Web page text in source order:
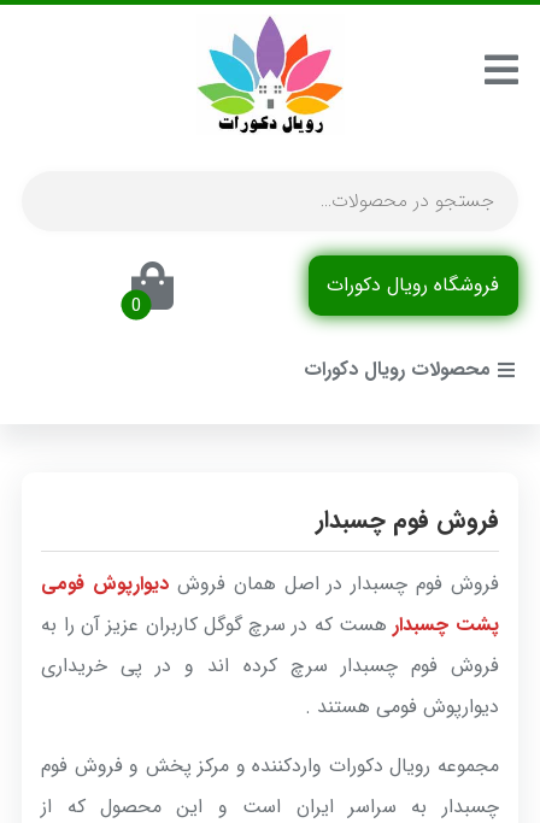
فروشگاه رویال دکورات
محصولات رویال دکورات
فروش فوم چسبدار
فروش فوم چسبدار در اصل همان فروش دیوارپوش فومی
پشت چسبدار هست که در سرچ گوگل کاربران عزیز آن را به
فروش فوم چسبدار سرچ کرده اند و در پی خریداری
دیوارپوش فومی هستند .
مجموعه رویال دکورات واردکننده و مرکز پخش و فروش فوم
چسبدار به سراسر ایران است و این محصول که از